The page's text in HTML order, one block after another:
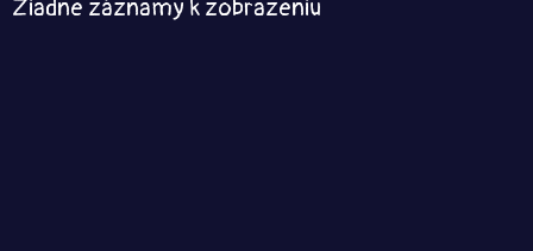
Žiadne záznamy k zobrazeniu